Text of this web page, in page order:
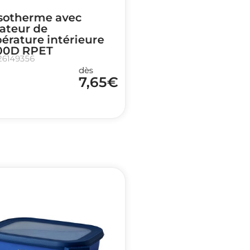
avec
de
intérieure
RPET
dès
7,65€